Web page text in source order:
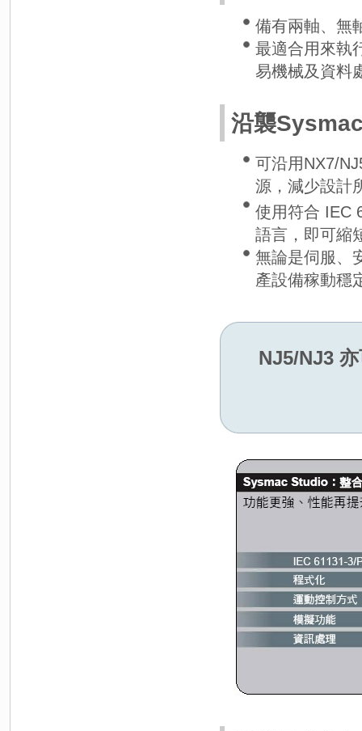
備有兩軸、無
最適合用來執
易機械及資料
沿襲
可沿用NX7/
源，減少設計
使用符合 IEC
語言，即可縮
無論是伺服、
產設備稼動穩
NJ5/NJ3